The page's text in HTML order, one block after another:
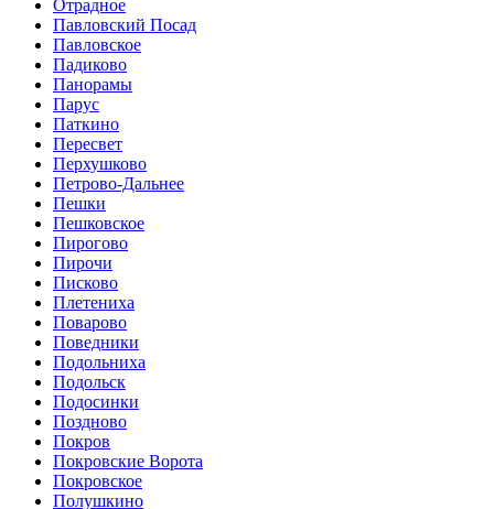
Отрадное
Павловский Посад
Павловское
Падиково
Панорамы
Парус
Паткино
Пересвет
Перхушково
Петрово-Дальнее
Пешки
Пешковское
Пирогово
Пирочи
Писково
Плетениха
Поварово
Поведники
Подольниха
Подольск
Подосинки
Поздново
Покров
Покровские Ворота
Покровское
Полушкино